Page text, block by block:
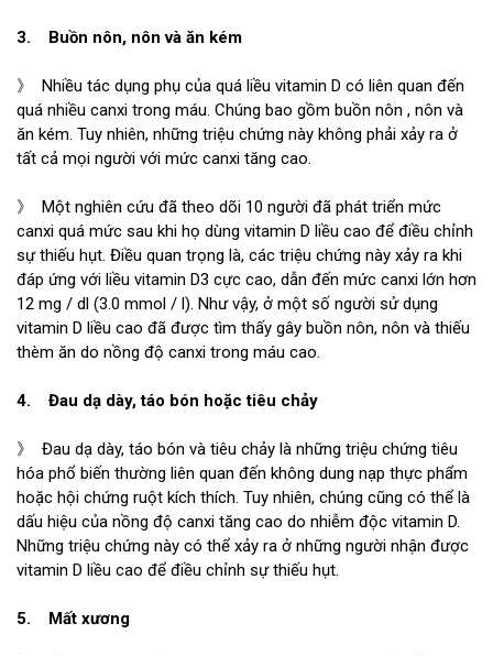
3. Buồn nôn, nôn và ăn kém
》 Nhiều tác dụng phụ của quá liều vitamin D có liên quan đến
quá nhiều canxi trong máu. Chúng bao gồm buồn nôn , nôn và
ăn kém. Tuy nhiên, những triệu chứng này không phải xảy ra ở
tất cả mọi người với mức canxi tăng cao.
》 Một nghiên cứu đã theo dõi 10 người đã phát triển mức
canxi quá mức sau khi họ dùng vitamin D liều cao để điều chỉnh
sự thiếu hụt. Điều quan trọng là, các triệu chứng này xảy ra khi
đáp ứng với liều vitamin D3 cực cao, dẫn đến mức canxi lớn hơn
12 mg / dl (3.0 mmol / l). Như vậy, ở một số người sử dụng
vitamin D liều cao đã được tìm thấy gây buồn nôn, nôn và thiếu
thèm ăn do nồng độ canxi trong máu cao.
4. Đau dạ dày, táo bón hoặc tiêu chảy
》 Đau dạ dày, táo bón và tiêu chảy là những triệu chứng tiêu
hóa phổ biến thường liên quan đến không dung nạp thực phẩm
hoặc hội chứng ruột kích thích. Tuy nhiên, chúng cũng có thể là
dấu hiệu của nồng độ canxi tăng cao do nhiễm độc vitamin D.
Những triệu chứng này có thể xảy ra ở những người nhận được
vitamin D liều cao để điều chỉnh sự thiếu hụt.
5. Mất xương